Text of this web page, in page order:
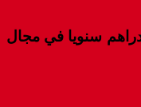
سنويا في مجال